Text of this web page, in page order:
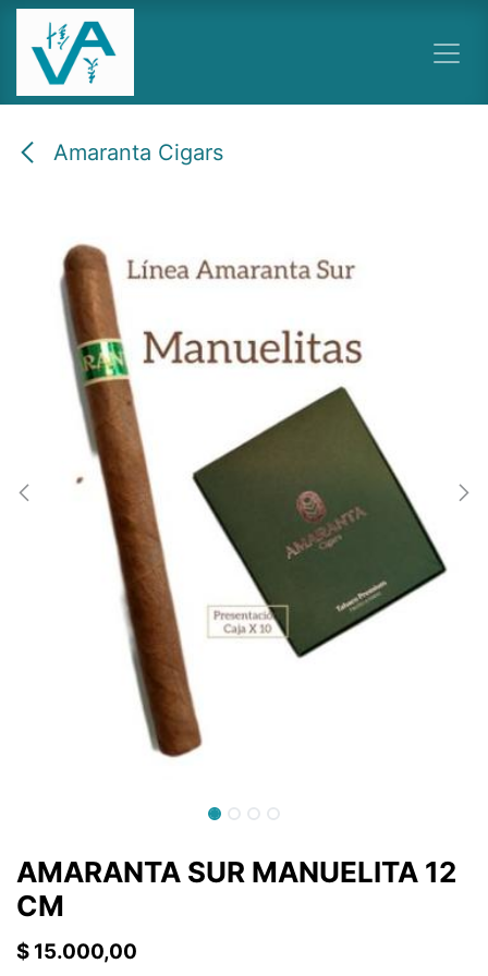
Ir al contenido
Amaranta Cigars
AMARANTA SUR MANUELITA 12
CM
$ 15.000,00